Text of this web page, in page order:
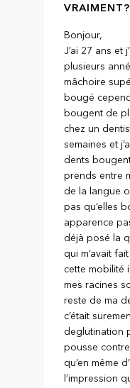
VRAIMENT?
Bonjour,
J’ai 27 ans et
plusieurs
mâchoire
bougé
bougent de
chez un
semaines et
dents
prends entre
de la langue
pas qu’elles
apparence
déjà posé la
qui m’avait
cette mobilité
mes racines
reste de ma
c’était
deglutination
pousse
qu’en même
l’impression